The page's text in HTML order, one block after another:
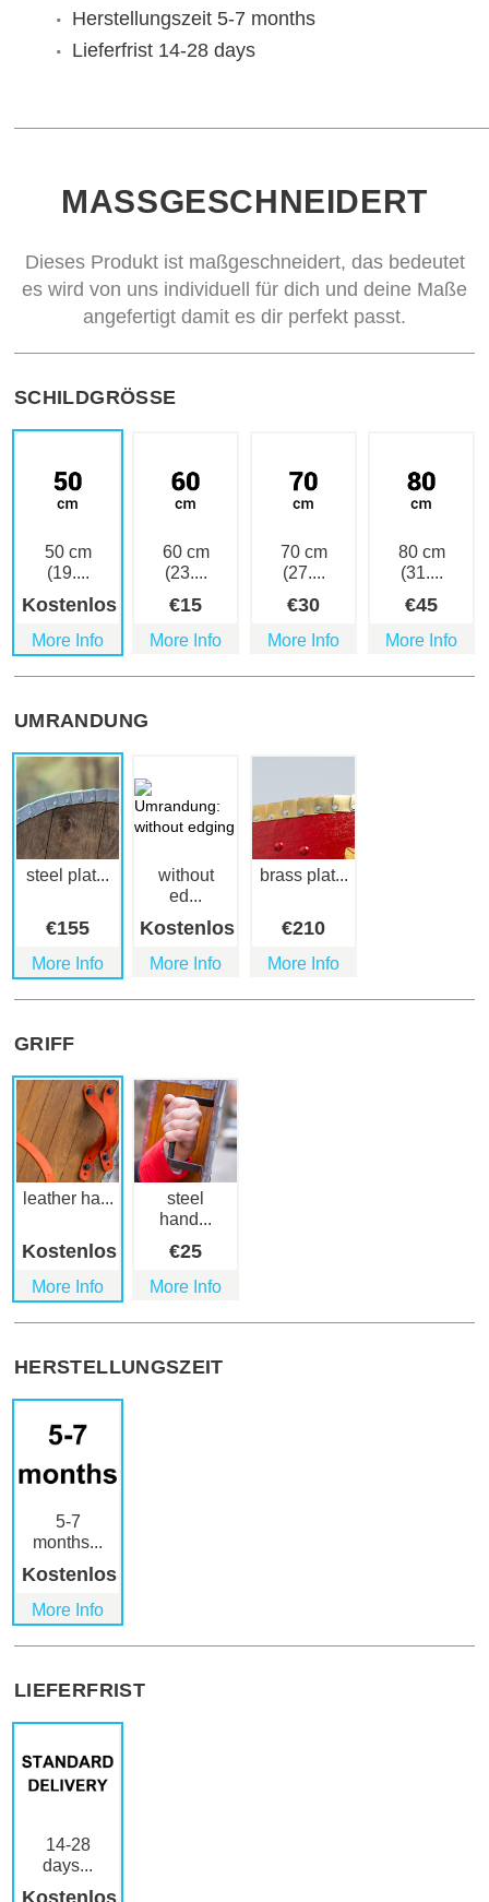
Herstellungszeit 5-7 months
Lieferfrist 14-28 days
MASSGESCHNEIDERT
Dieses Produkt ist maßgeschneidert, das bedeutet
es wird von uns individuell für dich und deine Maße
angefertigt damit es dir perfekt passt.
SCHILDGRÖSSE
50 cm
(19....
Kostenlos
More Info
60 cm
(23....
€15
More Info
70 cm
(27....
€30
More Info
80 cm
(31....
€45
More Info
UMRANDUNG
steel plat...
€155
More Info
without
ed...
Kostenlos
More Info
brass plat...
€210
More Info
GRIFF
leather ha...
Kostenlos
More Info
steel
hand...
€25
More Info
HERSTELLUNGSZEIT
5-7
months...
Kostenlos
More Info
LIEFERFRIST
14-28
days...